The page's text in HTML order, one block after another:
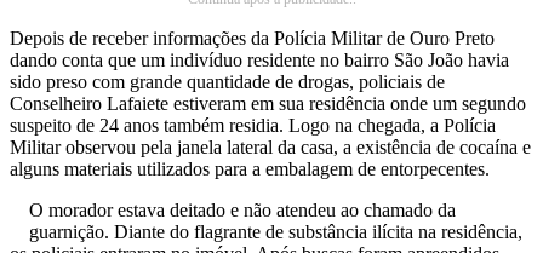
Depois de receber informações da Polícia Militar de Ouro Preto
dando conta que um indivíduo residente no bairro São João havia
sido preso com grande quantidade de drogas, policiais de
Conselheiro Lafaiete estiveram em sua residência onde um segundo
suspeito de 24 anos também residia. Logo na chegada, a Polícia
Militar observou pela janela lateral da casa, a existência de cocaína e
alguns materiais utilizados para a embalagem de entorpecentes.
O morador estava deitado e não atendeu ao chamado da
guarnição. Diante do flagrante de substância ilícita na residência,